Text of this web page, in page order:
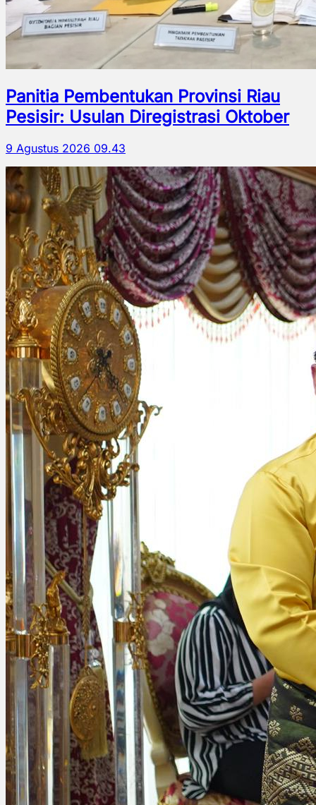
Panitia Pembentukan Provinsi Riau
Pesisir: Usulan Diregistrasi Oktober
9 Agustus 2026 09.43